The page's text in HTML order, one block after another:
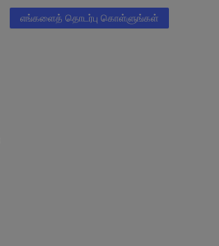
எங்களைத் தொடர்பு கொள்ளுங்கள்